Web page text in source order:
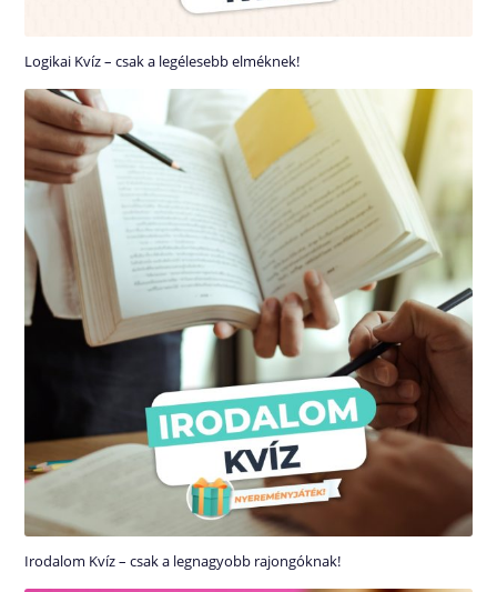
Logikai Kvíz – csak a legélesebb elméknek!
Irodalom Kvíz – csak a legnagyobb rajongóknak!